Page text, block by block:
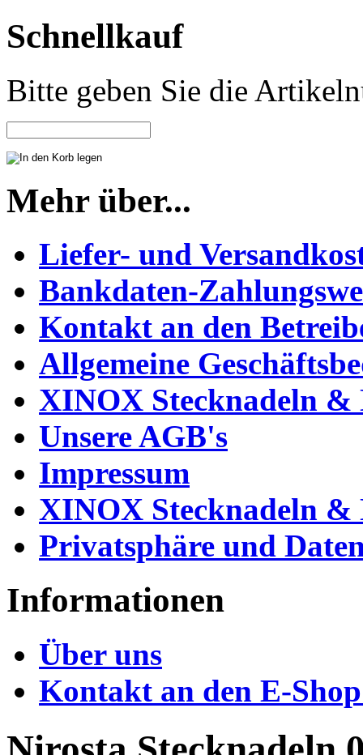
Schnellkauf
Bitte geben Sie die
Mehr über...
Liefer- und
Bankdaten-
Kontakt an den
Allgemeine
XINOX Stecknadeln
Unsere AGB's
Impressum
XINOX Stecknadeln
Privatsphäre und
Informationen
Über uns
Kontakt an den E-